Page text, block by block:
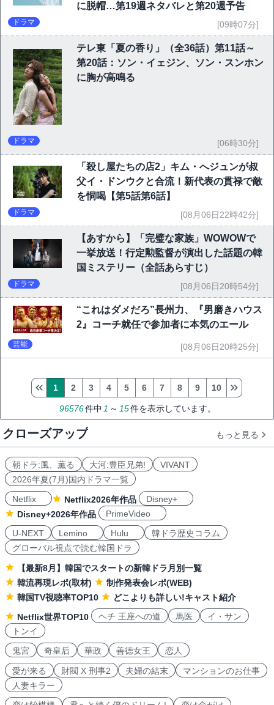
に脱帽…第19週ネタバレと第20週予告
ドラマ [09時07分]
テレ東「夏の香り」（全36話）第11話～
第20話：ソン・イェジン、ソン・スンホン
に胸が高鳴る
ドラマ [06時30分]
「殺し屋たちの店2」キム・へジュンが叔
父イ・ドンウクと合流！新代表の貫禄で敵
を恫喝【第5話第6話】
ドラマ [08月06日22時42分]
【あすから】「完璧な家族」WOWOWで
一挙放送！行定勲監督が演出した話題の韓
国ミステリー（全話あらすじ）
ドラマ [08月06日20時54分]
“これはダメだろ”長州力、『男磨きハウス
2』コーチ就任で参加者に本気のエール
芸能 [08月06日20時25分]
96576件中 1 ～ 15件を表示しています。
1 2 3 4 5 6 7 8 9 10
クローズアップ もっと見る
朝ドラ:風、薫る 大河:豊臣兄弟!
VIVANT
2026年夏(7月)国内ドラマ一覧
Netflix
Netflix2026年作品
Disney+
Disney+2026年作品
PrimeVideo
U-NEXT
Lemino Hulu
韓ドラ歴史コラム
グローバル視点で読む韓国ドラ
【最新8月】韓国でスタートの新韓ドラ月別一覧
韓流再現レポ(取材)
制作発表会レポ(WEB)
韓国TV視聴率TOP10
どこよりも詳しい!キャスト紹介
Netflix世界TOP10
ヘチ 王座への道 馬医
イ・サン
トンイ
鬼宮
奇皇后 華政 善徳女王 恋人
愛が来る 財閥 X 刑事2 夫婦の結末
マンションのお仕事
人妻キラー